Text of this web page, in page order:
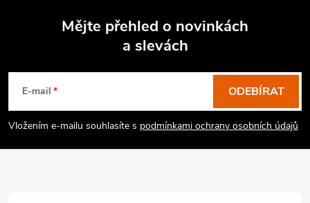
Mějte přehled o novinkách
a slevách
E-mail
Vložením e-mailu souhlasíte s podmínkami ochrany osobních údajů
ODEBÍRAT